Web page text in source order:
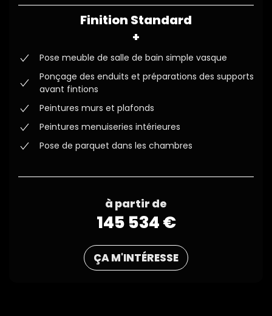
Finition Standard
+
Pose meuble de salle de bain simple vasque
Ponçage des enduits et préparations des supports
avant fintions
Peintures murs et plafonds
Peintures menuiseries intérieures
Pose de parquet dans les chambres
à partir de
145 534 €
ÇA M'INTÉRESSE